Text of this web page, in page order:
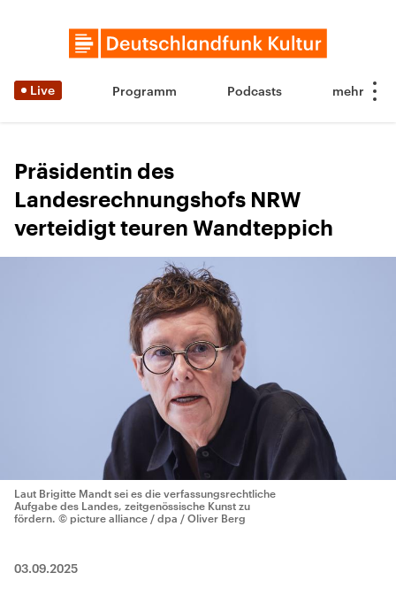
Live Programm Podcasts
Präsidentin des
Landesrechnungshofs NRW
verteidigt teuren Wandteppich
Laut Brigitte Mandt sei es die verfassungsrechtliche
Aufgabe des Landes, zeitgenössische Kunst zu
fördern. © picture alliance / dpa / Oliver Berg
03.09.2025